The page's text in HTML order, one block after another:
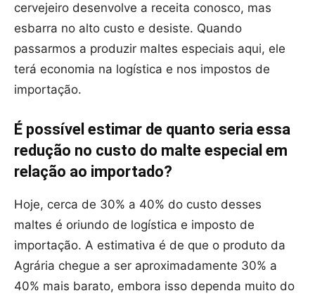
cervejeiro desenvolve a receita conosco, mas
esbarra no alto custo e desiste. Quando
passarmos a produzir maltes especiais aqui, ele
terá economia na logística e nos impostos de
importação.
É possível estimar de quanto seria essa
redução no custo do malte especial em
relação ao importado?
Hoje, cerca de 30% a 40% do custo desses
maltes é oriundo de logística e imposto de
importação. A estimativa é de que o produto da
Agrária chegue a ser aproximadamente 30% a
40% mais barato, embora isso dependa muito do